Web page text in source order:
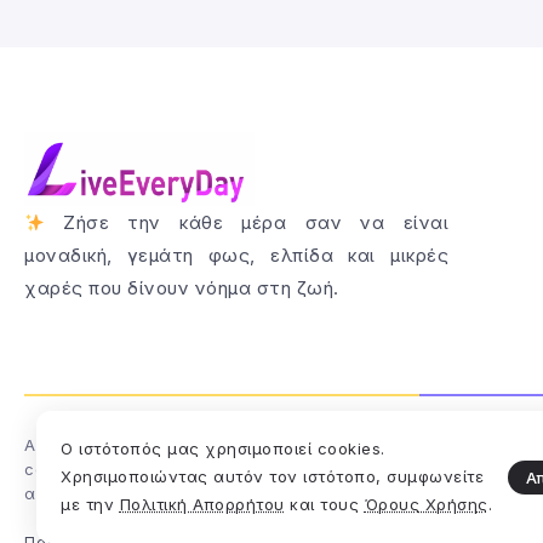
Ζήσε την κάθε μέρα σαν να είναι
μοναδική, γεμάτη φως, ελπίδα και μικρές
χαρές που δίνουν νόημα στη ζωή.
Αυτός ο ιστότοπος ενδέχεται να συλλέγει δεδομένα σχετικά
cookies, να ενσωματώνει πρόσθετη παρακολούθηση τρίτων
αλληλεπίδρασή σας με το ενσωματωμένο περιεχόμενο.
Ο ιστότοπός μας χρησιμοποιεί cookies.
Χρησιμοποιώντας αυτόν τον ιστότοπο, συμφωνείτε
με την Πολιτική Απορρήτου και τους Όρους Χρήσης.